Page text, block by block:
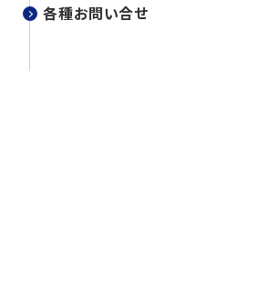
各種お問い合せ